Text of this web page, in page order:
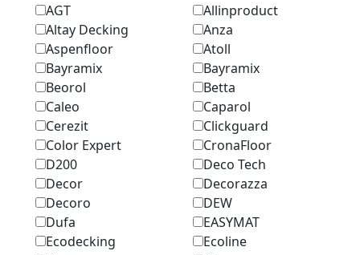
AGT
Allinproduct
Altay Decking
Anza
Aspenfloor
Atoll
Bayramix
Bayramix
Beorol
Betta
Caleo
Caparol
Cerezit
Clickguard
Color Expert
CronaFloor
D200
Deco Tech
Decor
Decorazza
Decoro
DEW
Dufa
EASYMAT
Ecodecking
Ecoline